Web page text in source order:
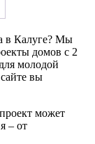
в Калуге? Мы
домов с 2
молодой
вы
может
– от